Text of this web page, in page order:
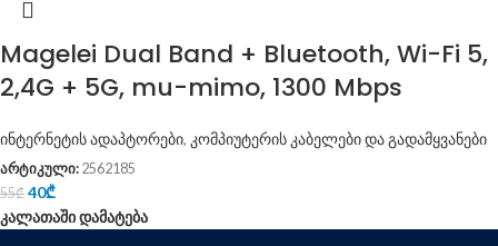
Magelei Dual Band + Bluetooth, Wi-Fi 5,
2,4G + 5G, mu-mimo, 1300 Mbps
ინტერნეტის ადაპტორები, კომპიუტერის კაბელები და გადამყვანები
არტიკული: 2562185
55₾ 40₾
კალათაში დამატება